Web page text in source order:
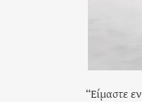
“Είμαστε